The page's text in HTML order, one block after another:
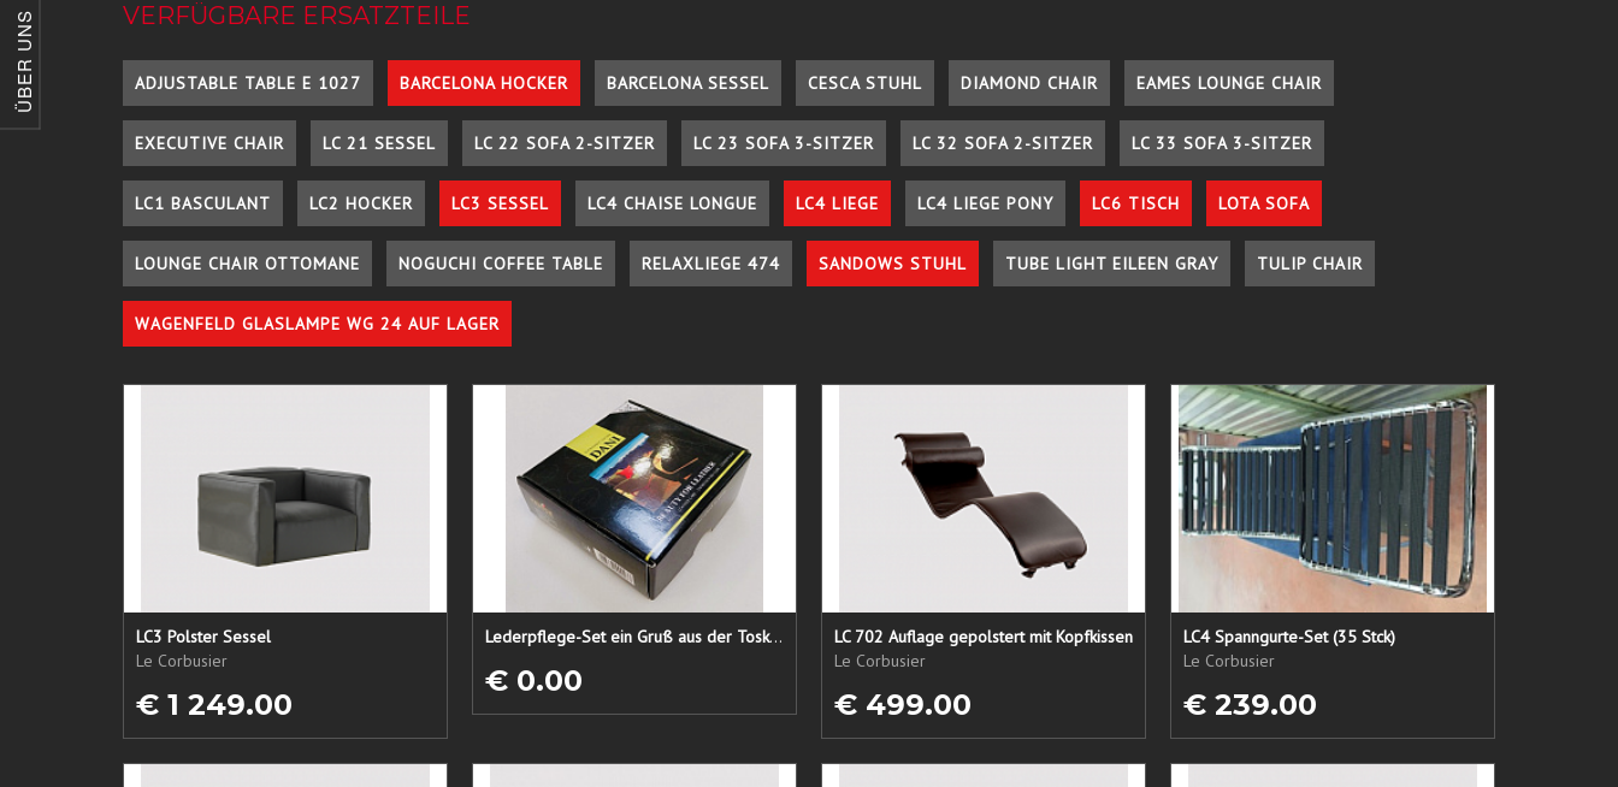
ÜBER UNS VERFÜGBARE ERSATZTEILE
ADJUSTABLE TABLE E 1027 BARCELONA HOCKER BARCELONA SESSEL CESCA STUHL DIAMOND CHAIR EAMES LOUNGE CHAIR
EXECUTIVE CHAIR LC 21 SESSEL LC 22 SOFA 2-SITZER LC 23 SOFA 3-SITZER LC 32 SOFA 2-SITZER LC 33 SOFA 3-SITZER
LC1 BASCULANT LC2 HOCKER LC3 SESSEL LC4 CHAISE LONGUE LC4 LIEGE LC4 LIEGE PONY LC6 TISCH LOTA SOFA
LOUNGE CHAIR OTTOMANE NOGUCHI COFFEE TABLE RELAXLIEGE 474 SANDOWS STUHL TUBE LIGHT EILEEN GRAY TULIP CHAIR
WAGENFELD GLASLAMPE WG 24 AUF LAGER
LC3 Polster Sessel
Le Corbusier
€ 1 249.00
Lederpflege-Set ein Gruß aus der Toskana...
€ 0.00
LC 702 Auflage gepolstert mit Kopfkissen
Le Corbusier
€ 499.00
LC4 Spanngurte-Set (35 Stck)
Le Corbusier
€ 239.00